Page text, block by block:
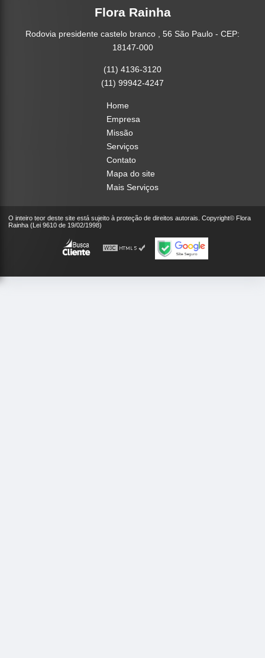
Flora Rainha
Rodovia presidente castelo branco , 56 São Paulo - CEP:
18147-000
(11) 4136-3120
(11) 99942-4247
Home
Empresa
Missão
Serviços
Contato
Mapa do site
Mais Serviços
O inteiro teor deste site está sujeito à proteção de direitos autorais. Copyright© Flora
Rainha (Lei 9610 de 19/02/1998)